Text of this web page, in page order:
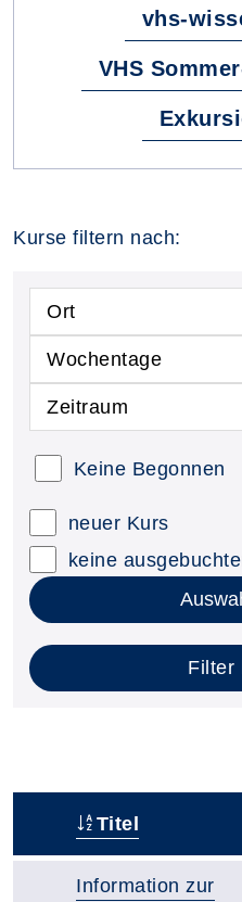
vhs-
VHS
Kurse filtern nach:
Ort
Wochentage
Zeitraum
Keine Begonnen
neuer Kurs
keine
Filter
Titel
Information zur